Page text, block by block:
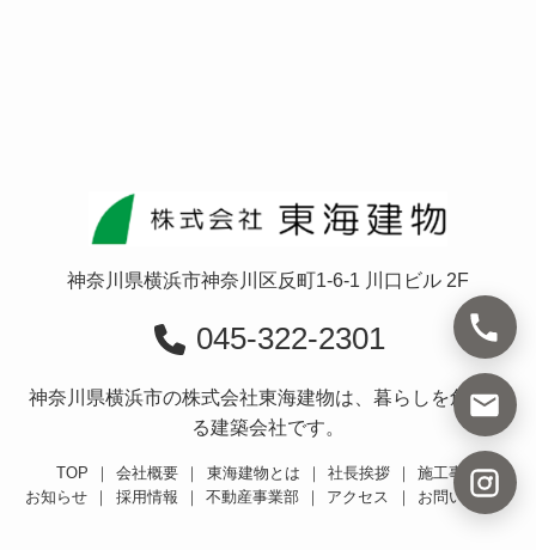
神奈川県横浜市神奈川区反町1-6-1 川口ビル 2F
045-322-2301
神奈川県横浜市の株式会社東海建物は、暮らしを創造す
る建築会社です。
TOP ｜ 会社概要 ｜ 東海建物とは ｜ 社長挨拶 ｜
施工事例
お知らせ
｜ 採用情報 ｜ 不動産事業部 ｜ アクセス ｜ お問い合わせ